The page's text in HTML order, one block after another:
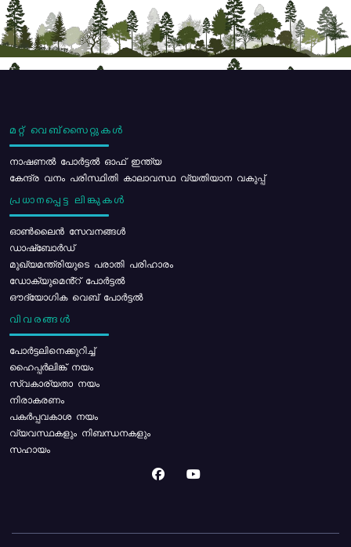
മറ്റ് വെബ്സൈറ്റുകൾ
നാഷണൽ പോർട്ടൽ ഓഫ് ഇന്ത്യ
കേന്ദ്ര വനം പരിസ്ഥിതി കാലാവസ്ഥ വ്യതിയാന വകുപ്പ്
പ്രധാനപ്പെട്ട ലിങ്കുകൾ
ഓൺലൈൻ സേവനങ്ങൾ
ഡാഷ്ബോർഡ്
മുഖ്യമന്ത്രിയുടെ പരാതി പരിഹാരം
ഡോക്യുമെൻ്റ് പോർട്ടൽ
ഔദ്യോഗിക വെബ് പോർട്ടൽ
വിവരങ്ങൾ
പോര്‍ട്ടലിനെക്കുറിച്ച്
ഹൈപ്പർലിങ്ക് നയം
സ്വകാര്യതാ നയം
നിരാകരണം
പകർപ്പവകാശ നയം
വ്യവസ്ഥകളും നിബന്ധനകളും
സഹായം